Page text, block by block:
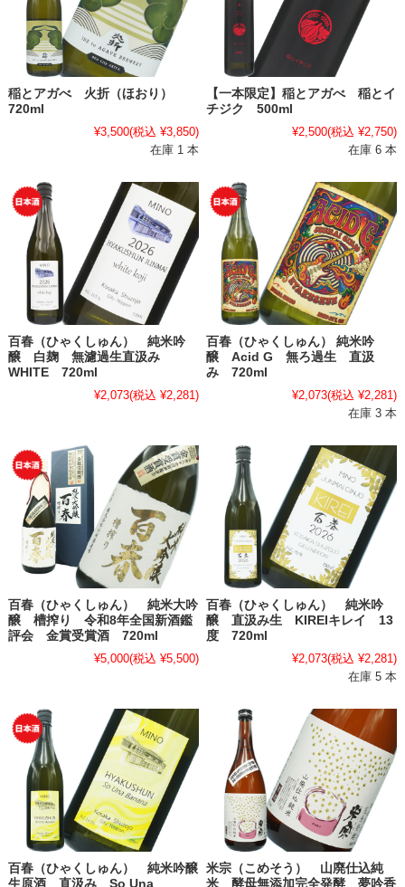
稲とアガべ 火折（ほおり）
720ml
¥3,500(税込 ¥3,850)
在庫 1 本
【一本限定】稲とアガべ 稲とイ
チジク 500ml
¥2,500(税込 ¥2,750)
在庫 6 本
百春（ひゃくしゅん） 純米吟
醸 白麹 無濾過生直汲み
WHITE 720ml
¥2,073(税込 ¥2,281)
百春（ひゃくしゅん） 純米吟
醸 Acid G 無ろ過生 直汲
み 720ml
¥2,073(税込 ¥2,281)
在庫 3 本
百春（ひゃくしゅん） 純米大吟
醸 槽搾り 令和8年全国新酒鑑
評会 金賞受賞酒 720ml
¥5,000(税込 ¥5,500)
百春（ひゃくしゅん） 純米吟
醸 直汲み生 KIREIキレイ 13
度 720ml
¥2,073(税込 ¥2,281)
在庫 5 本
百春（ひゃくしゅん） 純米吟醸
生原酒 直汲み So Una
米宗（こめそう） 山廃仕込純
米 酵母無添加完全発酵 夢吟香